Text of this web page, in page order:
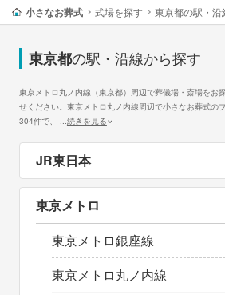
小さなお葬式 式場を探す 東京都の駅・沿
東京都の駅・沿線から探す
東京メトロ丸ノ内線（東京都）周辺で葬儀場・斎場をお
せください。東京メトロ丸ノ内線周辺で小さなお葬式の
304件で、 ...続きを見る
JR東日本
東京メトロ
東京メトロ銀座線
東京メトロ丸ノ内線